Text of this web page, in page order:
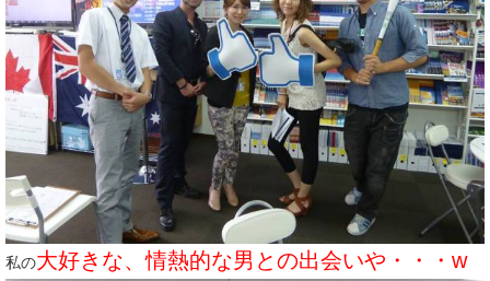
私の大好きな、情熱的な男との出会いや・・・w